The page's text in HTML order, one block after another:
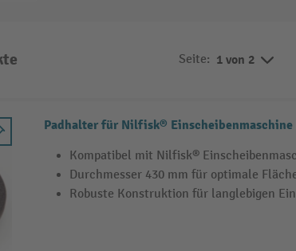
Seite: 1 von 2
Padhalter für Nilfisk® Einscheibenmaschine
Kompatibel mit Nilfisk®
Durchmesser 430 mm für optimale
Robuste Konstruktion für langlebigen